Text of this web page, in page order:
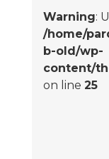
Warning:
/home/
b-old/wp-
content/
on line 25